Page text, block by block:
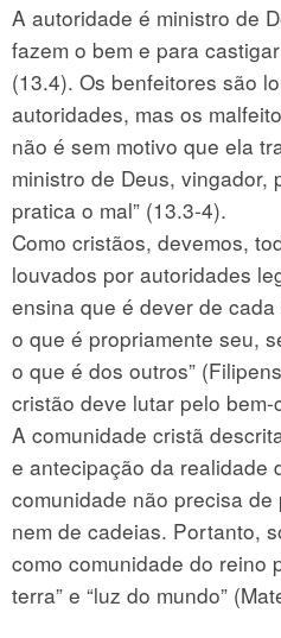
A autoridade é ministro de
fazem o bem e para
(13.4). Os benfeitores são
autoridades, mas os
não é sem motivo que ela
ministro de Deus, vingador,
pratica o mal” (13.3-4).
Como cristãos, devemos,
louvados por autoridades
ensina que é dever de
o que é propriamente seu,
o que é dos outros”
cristão deve lutar pelo bem-
A comunidade cristã
e antecipação da realidade
comunidade não precisa
nem de cadeias. Portanto,
como comunidade do reino
terra” e “luz do mundo”